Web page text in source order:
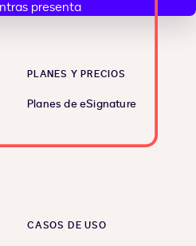
PLANES Y PRECIOS
Planes de eSignature
CASOS DE USO